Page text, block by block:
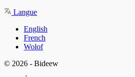
Langue
English
French
Wolof
© 2026 - Bideew